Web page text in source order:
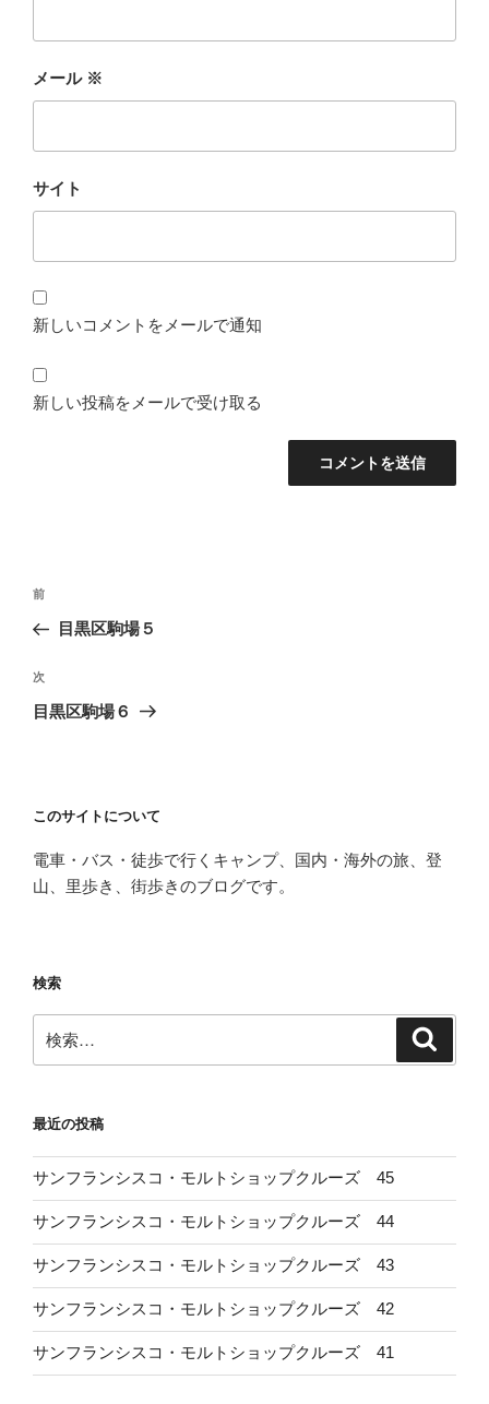
メール ※
サイト
新しいコメントをメールで通知
新しい投稿をメールで受け取る
投
ナ
ビ
ゲ
ン
前
の
稿
前
目黒区駒場５
次
の
次
目黒区駒場６
このサイトについて
電車・バス・徒歩で行くキャンプ、国内・海外の旅、登
山、里歩き、街歩きのブログです。
検索
索:
最近の投稿
サンフランシスコ・モルトショップクルーズ 45
サンフランシスコ・モルトショップクルーズ 44
サンフランシスコ・モルトショップクルーズ 43
サンフランシスコ・モルトショップクルーズ 42
サンフランシスコ・モルトショップクルーズ 41